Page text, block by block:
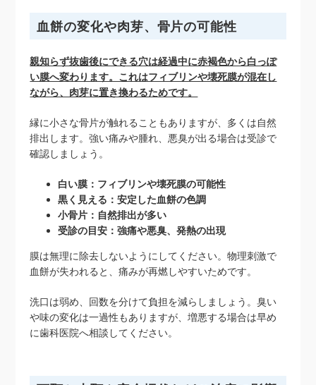
血餅の変化や肉芽、骨片の可能性
親知らず抜歯後にできる穴は経過中に赤褐色から白っぽ
い膜へ変わります。これはフィブリンや壊死膜が混在し
ながら、肉芽に置き換わるためです。
縁に小さな骨片が触れることもありますが、多くは自然
排出します。強い痛みや腫れ、悪臭が出る場合は受診で
確認しましょう。
白い膜：フィブリンや壊死膜の可能性
黒く見える：安定した血餅の色調
小骨片：自然排出が多い
受診の目安：強痛や悪臭、発熱の出現
膜は無理に除去しないようにしてください。物理刺激で
血餅が失われると、痛みが再燃しやすいためです。
洗口は弱め、回数を分けて負担を減らしましょう。臭い
や味の変化は一過性もありますが、増悪する場合は早め
に歯科医院へ相談してください。